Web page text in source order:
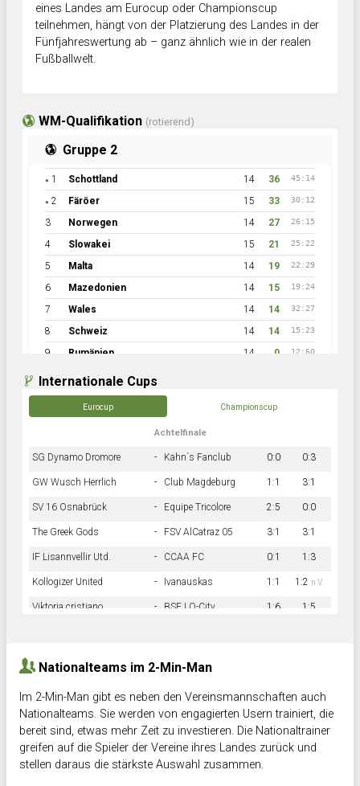
eines Landes am Eurocup oder Championscup
teilnehmen, hängt von der Platzierung des Landes in der
Fünfjahreswertung ab – ganz ähnlich wie in der realen
Fußballwelt.
WM-Qualifikation (rotierend)
Gruppe 2
● 1 Schottland 14 36 45:14
● 2 Färöer 15 33 30:12
3 Norwegen 14 27 26:15
4 Slowakei 15 21 25:22
5 Malta 14 19 22:29
6 Mazedonien 14 15 19:24
7 Wales 14 14 32:27
8 Schweiz 14 14 15:23
9 Rumänien 14 0 12:60
Internationale Cups
Eurocup Championscup
Achtelfinale
SG Dynamo Dromore - Kahn´s Fanclub 0:0 0:3
GW Wusch Herrlich - Club Magdeburg 1:1 3:1
SV 16 Osnabrück - Equipe Tricolore 2:5 0:0
The Greek Gods - FSV AlCatraz 05 3:1 3:1
IF Lisannvellir Utd. - CCAA FC 0:1 1:3
Kollogizer United - Ivanauskas 1:1 1:2 n.V.
Viktoria cristiano - BSF LO-City 1:6 1:5
Nationalteams im 2-Min-Man
Im 2-Min-Man gibt es neben den Vereinsmannschaften auch
Nationalteams. Sie werden von engagierten Usern trainiert, die
bereit sind, etwas mehr Zeit zu investieren. Die Nationaltrainer
greifen auf die Spieler der Vereine ihres Landes zurück und
stellen daraus die stärkste Auswahl zusammen.